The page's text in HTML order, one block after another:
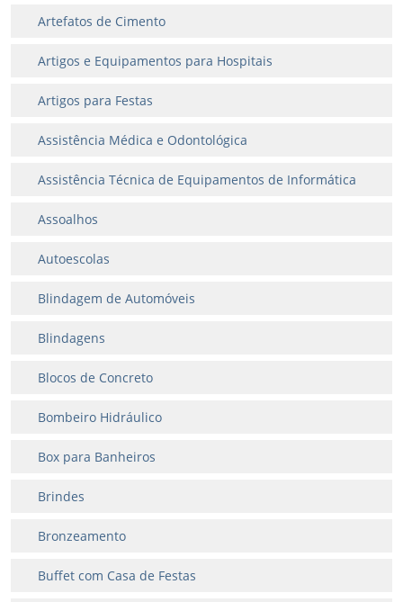
Artefatos de Cimento
Artigos e Equipamentos para Hospitais
Artigos para Festas
Assistência Médica e Odontológica
Assistência Técnica de Equipamentos de Informática
Assoalhos
Autoescolas
Blindagem de Automóveis
Blindagens
Blocos de Concreto
Bombeiro Hidráulico
Box para Banheiros
Brindes
Bronzeamento
Buffet com Casa de Festas